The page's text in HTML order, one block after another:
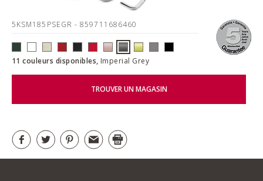
5KSM185PSEGR- 859711686460
11 couleurs disponibles, Imperial Grey
TROUVER UN MAGASIN